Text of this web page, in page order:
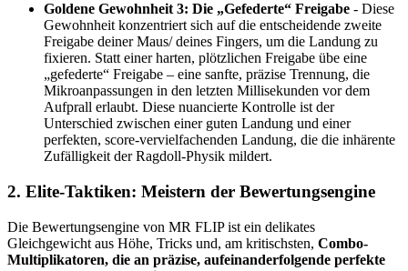
Goldene Gewohnheit 3: Die „Gefederte“ Freigabe - Diese
Gewohnheit konzentriert sich auf die entscheidende zweite
Freigabe deiner Maus/ deines Fingers, um die Landung zu
fixieren. Statt einer harten, plötzlichen Freigabe übe eine
„gefederte“ Freigabe – eine sanfte, präzise Trennung, die
Mikroanpassungen in den letzten Millisekunden vor dem
Aufprall erlaubt. Diese nuancierte Kontrolle ist der
Unterschied zwischen einer guten Landung und einer
perfekten, score-vervielfachenden Landung, die die inhärente
Zufälligkeit der Ragdoll-Physik mildert.
2. Elite-Taktiken: Meistern der Bewertungsengine
Die Bewertungsengine von MR FLIP ist ein delikates
Gleichgewicht aus Höhe, Tricks und, am kritischsten, Combo-
Multiplikatoren, die an präzise, aufeinanderfolgende perfekte